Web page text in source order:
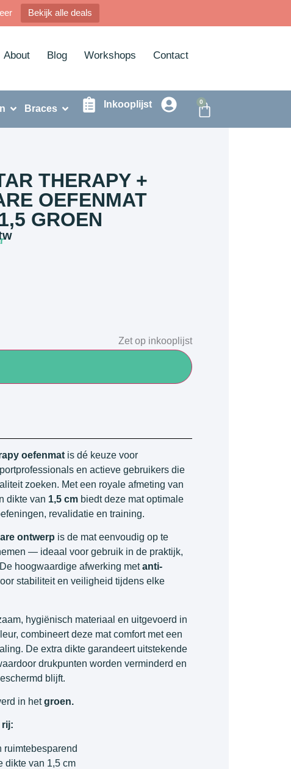
Bekijk alle deals
About Blog Workshops Contact
Braces Inkooplijst 0
THERAPY +
OEFENMAT
GROEN
Zet op inkooplijst
oefenmat is dé keuze voor
en actieve gebruikers die
zoeken. Met een royale afmeting van
dikte van 1,5 cm biedt deze mat optimale
revalidatie en training.
ontwerp is de mat eenvoudig op te
— ideaal voor gebruik in de praktijk,
hoogwaardige afwerking metanti-
stabiliteit en veiligheid tijdens elke
hygiënisch materiaal en uitgevoerd in
combineert deze mat comfort met een
De extra dikte garandeert uitstekende
drukpunten worden verminderd en
blijft.
in hetgroen.
rij:
ruimtebesparend
dikte van 1,5 cm